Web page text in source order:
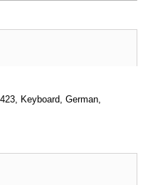
Keyboard, German,